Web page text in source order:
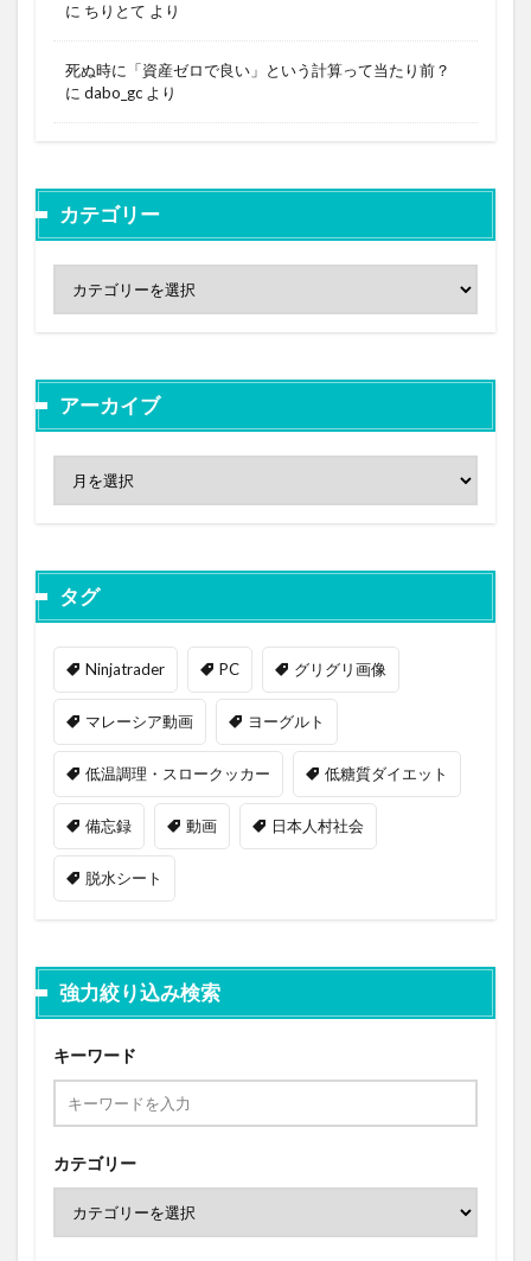
に ちりとて より
死ぬ時に「資産ゼロで良い」という計算って当たり前？
に dabo_gc より
カテゴリー
アーカイブ
タグ
Ninjatrader PC グリグリ画像
マレーシア動画 ヨーグルト
低温調理・スロークッカー 低糖質ダイエット
備忘録 動画 日本人村社会
脱水シート
強力絞り込み検索
キーワード
カテゴリー